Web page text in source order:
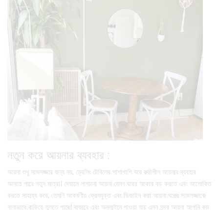
নতুন করে আয়নার ব্যবহার :
আয়না শুধু সাজসজ্জার জন্য নয়, ড্রেসিং টেবিলের পাশাপাশি ঘরে রুচিশীল আয়নার ব্যবহার
আনতে পারে নতুন মাত্রা। দেয়ালে লাগানো আয়না যেমন ঘরের আকার বড় করতে এবং আলোকিত
করতে সাহায্য করে, তেমনি আকর্ষণীয় ফ্রেমযুক্ত এবং ডিজাইন করা আয়না ঘরের সাজসজ্জাকে
নানাভাবে বাড়িয়ে তুলতে পারে। বাজারে এবং অনলাইনে পাওয়া যায় এমন সুন্দর আয়না আপনি কম